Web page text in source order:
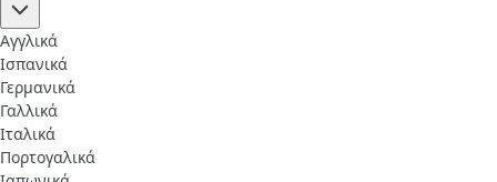
Αγγλικά
Ισπανικά
Γερμανικά
Γαλλικά
Ιταλικά
Πορτογαλικά